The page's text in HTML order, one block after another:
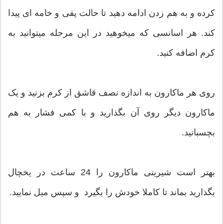
کرده و به هم زدن ادامه دهید تا حالت پفی و خامه ای پیدا
کند. هر اسانسی که میخوهید در این مرحله میتوانید به
کرم اضافه کنید.
روی هر ماکارون به اندازه نصف قاشق از کرم بزنید و یک
ماکارون دیگر روی آن بگذارید و با کمی فشار به هم
بچسبانید.
بهتر است شیرینی ماکارون را 24 ساعت در یخچال
بگذارید بماند تا کاملا خودش را بگیرد و سپس میل نمایید.